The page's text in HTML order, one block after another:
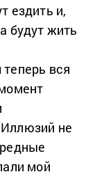
ездить и,
будут жить
вся
не
мой